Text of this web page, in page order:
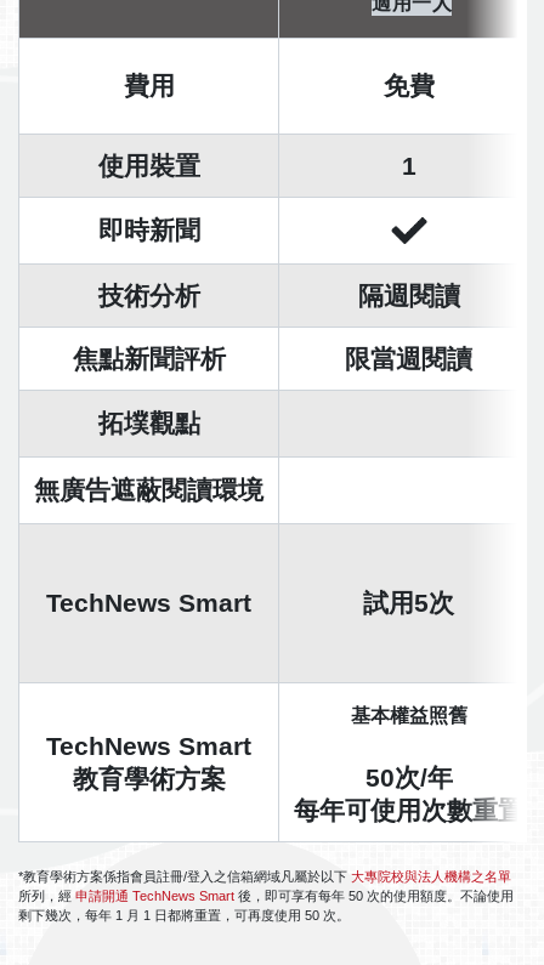
費用 免費
使用裝置 1
即時新聞
技術分析 隔週閱讀
焦點新聞評析 限當週閱讀
拓墣觀點
無廣告遮蔽閱讀環境
TechNews Smart 試用5次
TechNews Smart
教育學術方案
基本權益照舊
50次/年
每年可使用次數重置
*教育學術方案係指會員註冊/登入之信箱網域凡屬於以下 大專院校與法人機構之名單
所列，經 申請開通 TechNews Smart 後，即可享有每年 50 次的使用額度。不論使用
剩下幾次，每年 1 月 1 日都將重置，可再度使用 50 次。